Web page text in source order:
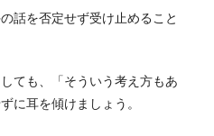
話を否定せず受け止めること
ても、「そういう考え方もあ
に耳を傾けましょう。